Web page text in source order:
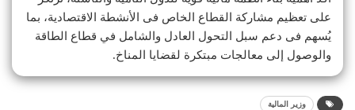
على تعظيم مشاركة القطاع الخاص فى الأنشطة الاقتصادية، بما
يُسهم فى دعم سبل التحول العادل والشامل في قطاع الطاقة
والوصول إلى معالجات مبتكرة لقضايا المناخ.
وزير المالية